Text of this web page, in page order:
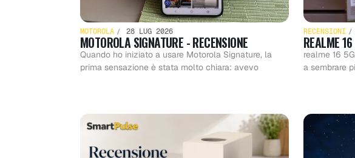
MOTOROLA 28 LUG 2026
MOTOROLA SIGNATURE - RECENSIONE
Quando ho iniziato a usare Motorola Signature, la
prima sensazione è stata molto chiara: avevo
RECENSIONI
REALME
realme 16
a sembrare